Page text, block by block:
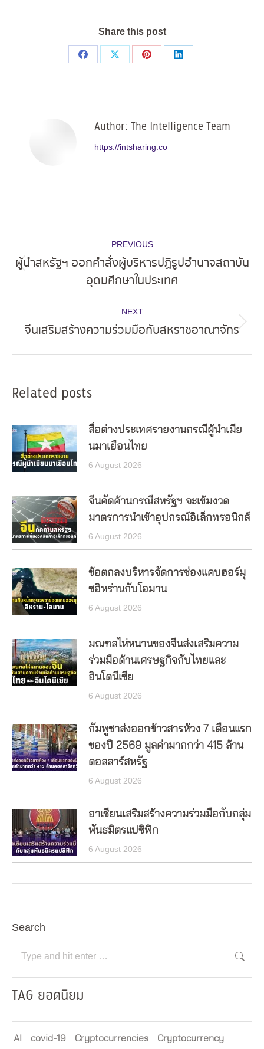
Share this post
Share
Share
Share
Share
Author: The Intelligence Team
https://intsharing.co
navigation
PREVIOUS
Previous
post:
ผู้นำสหรัฐฯ ออกคำสั่งผู้บริหารปฏิรูปอำนาจสถาบัน
อุดมศึกษาในประเทศ
NEXT
Next
จีนเสริมสร้างความร่วมมือกับสหราชอาณาจักร
Related posts
สื่อต่างประเทศรายงานกรณีผู้นำเมีย
นมาเยือนไทย
6 August 2026
จีนคัดค้านกรณีสหรัฐฯ จะเข้มงวด
มาตรการนำเข้าอุปกรณ์อิเล็กทรอนิกส์
6 August 2026
ข้อตกลงบริหารจัดการช่องแคบฮอร์มุ
ซอิหร่านกับโอมาน
6 August 2026
มณฑลไห่หนานของจีนส่งเสริมความ
ร่วมมือด้านเศรษฐกิจกับไทยและ
อินโดนีเซีย
6 August 2026
กัมพูชาส่งออกข้าวสารห้วง 7 เดือนแรก
ของปี 2569 มูลค่ามากกว่า 415 ล้าน
ดอลลาร์สหรัฐ
6 August 2026
อาเซียนเสริมสร้างความร่วมมือกับกลุ่ม
พันธมิตรแปซิฟิก
6 August 2026
Search
Search:
TAG ยอดนิยม
AI covid-19 Cryptocurrencies
Cryptocurrency